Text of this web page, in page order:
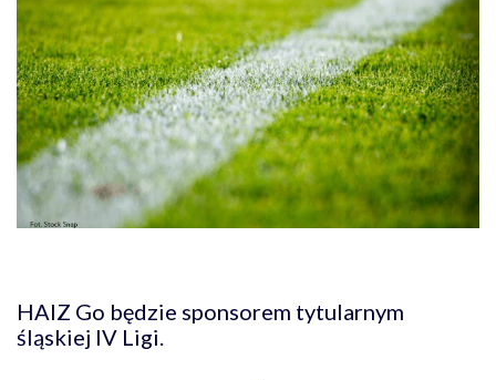
HAIZ Go będzie sponsorem tytularnym
śląskiej IV Ligi.